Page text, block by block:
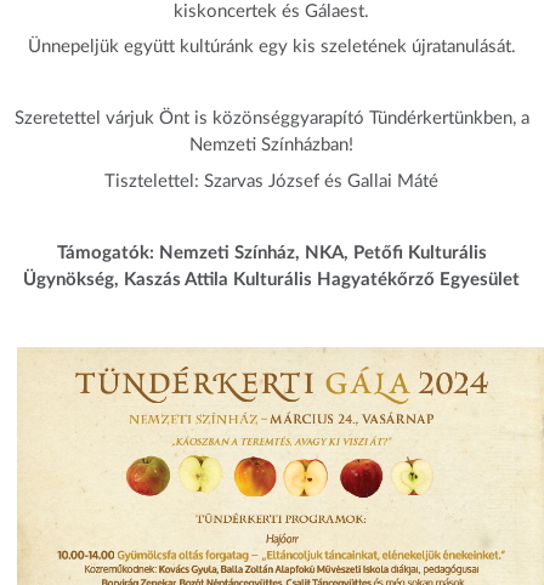
kiskoncertek és Gálaest.
Ünnepeljük együtt kultúránk egy kis szeletének újratanulását.
Szeretettel várjuk Önt is közönséggyarapító Tündérkertünkben, a
Nemzeti Színházban!
Tisztelettel: Szarvas József és Gallai Máté
Támogatók: Nemzeti Színház, NKA, Petőfi Kulturális
Ügynökség, Kaszás Attila Kulturális Hagyatékőrző Egyesület